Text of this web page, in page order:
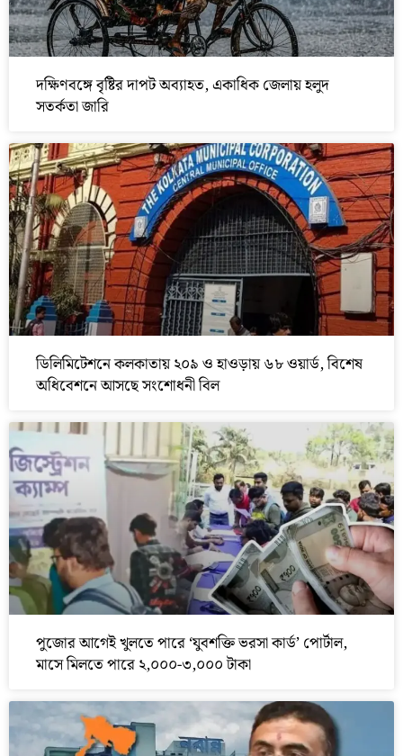
দক্ষিণবঙ্গে বৃষ্টির দাপট অব্যাহত, একাধিক জেলায় হলুদ
সতর্কতা জারি
ডিলিমিটেশনে কলকাতায় ২০৯ ও হাওড়ায় ৬৮ ওয়ার্ড, বিশেষ
অধিবেশনে আসছে সংশোধনী বিল
পুজোর আগেই খুলতে পারে ‘যুবশক্তি ভরসা কার্ড’ পোর্টাল,
মাসে মিলতে পারে ২,০০০-৩,০০০ টাকা